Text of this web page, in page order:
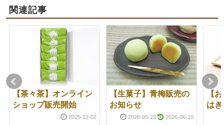
関連記事
【茶々茶】オンライン
ショップ販売開始
2025-12-02
【生菓子】青梅販売の
お知らせ
2026-05-23 2026-06-10
【
は